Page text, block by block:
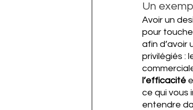
Un
Avoir un
pour
afin d’avoir
privilégiés :
l’efficacité
ce qui vous
entendre